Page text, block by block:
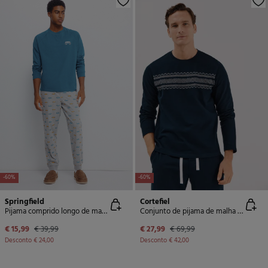
-60%
Springfield
Pijama comprido longo de manga raglan com calça de carro
€ 15,99 € 39,99
Desconto€ 24,00
-60%
Cortefiel
Conjunto de pijama de malha polar
€ 27,99 € 69,99
Desconto€ 42,00